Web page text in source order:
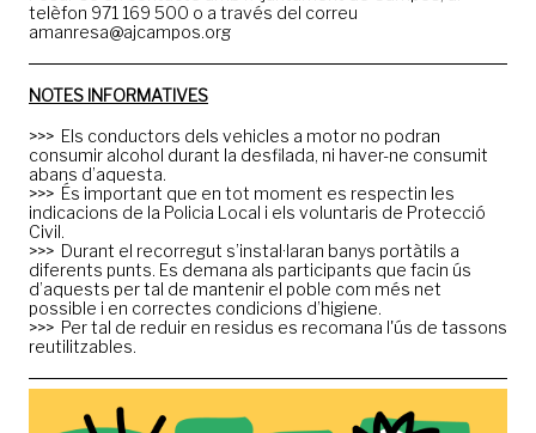
telèfon 971 169 500 o a través del correu
amanresa@ajcampos.org
NOTES INFORMATIVES
>>> Els conductors dels vehicles a motor no podran
consumir alcohol durant la desfilada, ni haver-ne consumit
abans d’aquesta.
>>> És important que en tot moment es respectin les
indicacions de la Policia Local i els voluntaris de Protecció
Civil.
>>> Durant el recorregut s’instal·laran banys portàtils a
diferents punts. Es demana als participants que facin ús
d’aquests per tal de mantenir el poble com més net
possible i en correctes condicions d’higiene.
>>> Per tal de reduir en residus es recomana l'ús de tassons
reutilitzables.